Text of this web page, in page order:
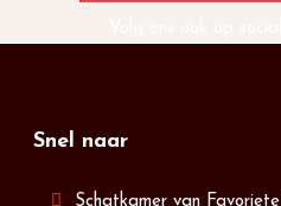
Snel naar
Schatkamer van